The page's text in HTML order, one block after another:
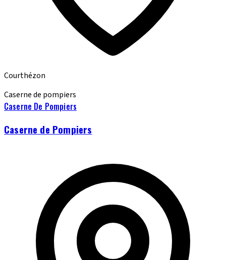
Courthézon
Caserne de pompiers
Caserne De Pompiers
Caserne de Pompiers